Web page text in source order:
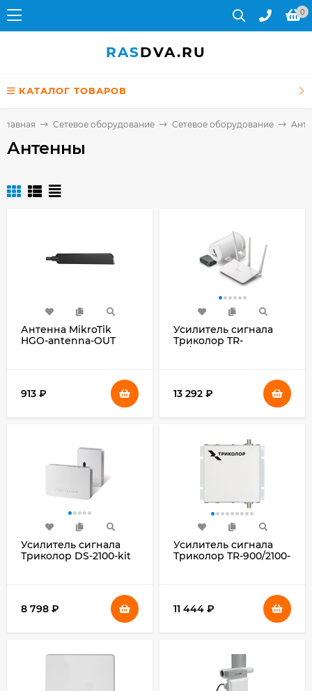
0
RASDVA.RU
КАТАЛОГ ТОВАРОВ
Главная Сетевое оборудование Cетевое оборудование
Антенны
Антенна MikroTik
HGO-antenna-OUT
913 ₽
Усилитель сигнала
Триколор TR-
13 292 ₽
Усилитель сигнала
Триколор DS-2100-kit
8 798 ₽
Усилитель сигнала
Триколор TR-900/2100-
11 444 ₽